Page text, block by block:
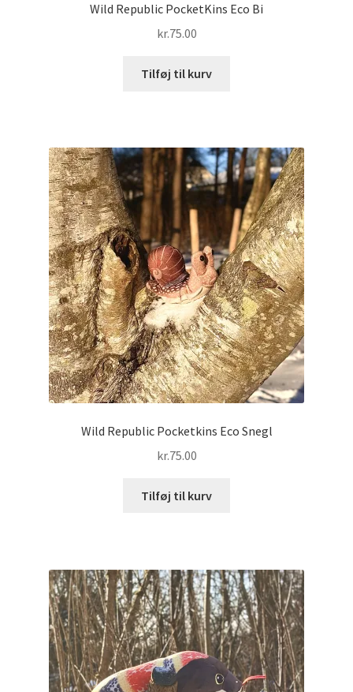
Wild Republic PocketKins Eco Bi
kr.75.00
Tilføj til kurv
Wild Republic Pocketkins Eco Snegl
kr.75.00
Tilføj til kurv